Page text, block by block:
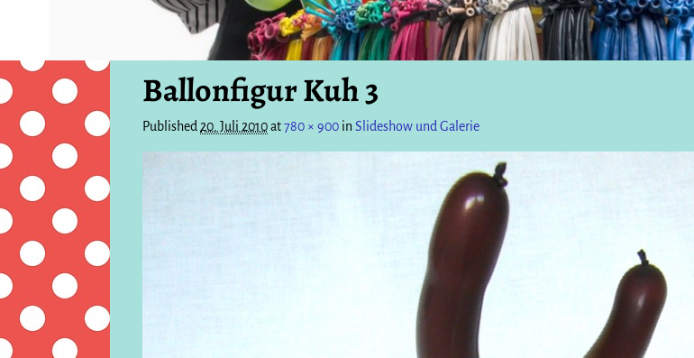
Ballonfigur Kuh 3
Published 20. Juli 2010at780 × 900 inSlideshow und Galerie